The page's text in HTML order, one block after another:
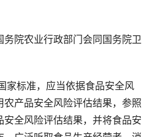
院农业行政部门会同国务院卫
家标准，应当依据食品安全风
农产品安全风险评估结果，参照
全风险评估结果，并将食品安